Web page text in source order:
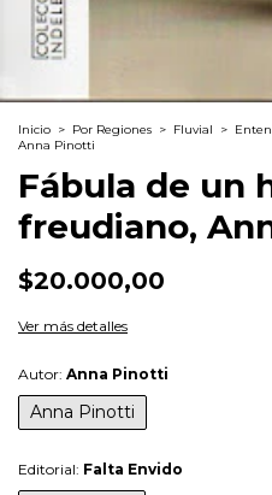
Inicio > Por Regiones > Fluvial >
Anna Pinotti
Fábula de un
freudiano,
$20.000,00
Ver más detalles
Autor: Anna Pinotti
Anna Pinotti
Editorial: Falta Envido